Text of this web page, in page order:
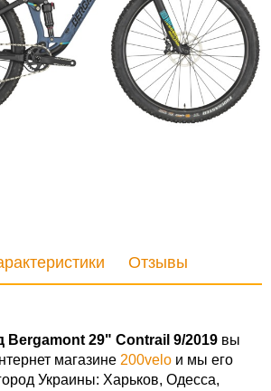
Отзывы
Bergamont 29" Contrail 9/2019 вы
магазине 200velo и мы его
Украины: Харьков, Одесса,